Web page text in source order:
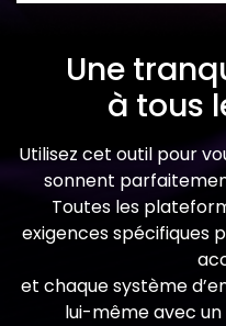
Une
à tous
Utilisez cet outil pour
sonnent
Toutes les
exigences spécifiques
et chaque système
lui-même avec